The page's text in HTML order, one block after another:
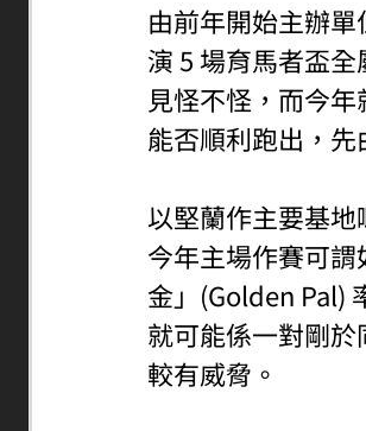
由前年開始主辦
演 5 場育馬者盃
見怪不怪，而今
能否順利跑出，先
以堅蘭作主要基
今年主場作賽可
金」(Golden Pal)
就可能係一對剛
較有威脅。